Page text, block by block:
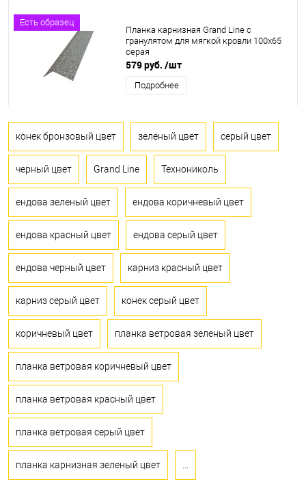
Есть образец
Планка карнизная Grand Line c
гранулятом для мягкой кровли 100x65
серая
579 руб. /шт
Подробнее
конек бронзовый цвет зеленый цвет серый цвет
черный цвет Grand Line Технониколь
ендова зеленый цвет ендова коричневый цвет
ендова красный цвет ендова серый цвет
ендова черный цвет карниз красный цвет
карниз серый цвет конек серый цвет
коричневый цвет планка ветровая зеленый цвет
планка ветровая коричневый цвет
планка ветровая красный цвет
планка ветровая серый цвет
планка карнизная зеленый цвет